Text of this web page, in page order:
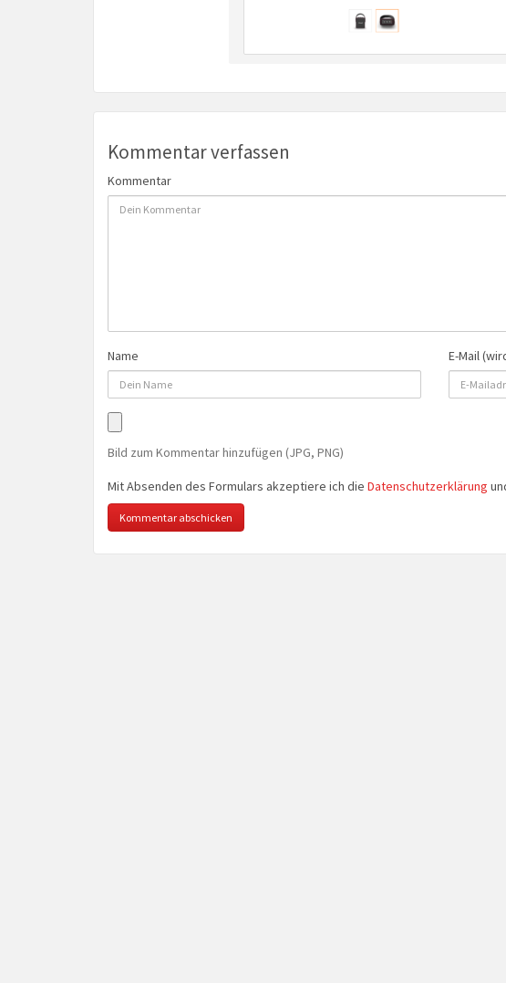
Kommentar verfassen
Kommentar
Name E-Mail
Bild zum Kommentar hinzufügen (JPG, PNG)
Mit Absenden des Formulars akzeptiere ich die Datenschutzerklärung